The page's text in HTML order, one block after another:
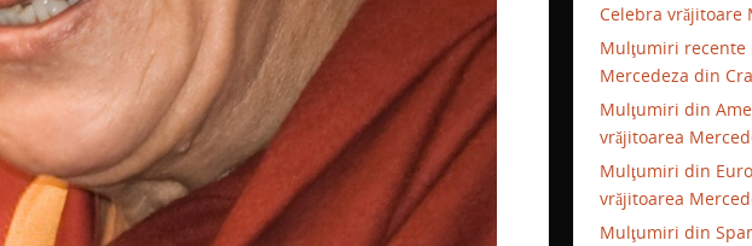
Celebra vrăjitoare
Mulţumiri recente
Mercedeza din
Mulţumiri din
vrăjitoarea
Mulţumiri din
vrăjitoarea
Mulţumiri din